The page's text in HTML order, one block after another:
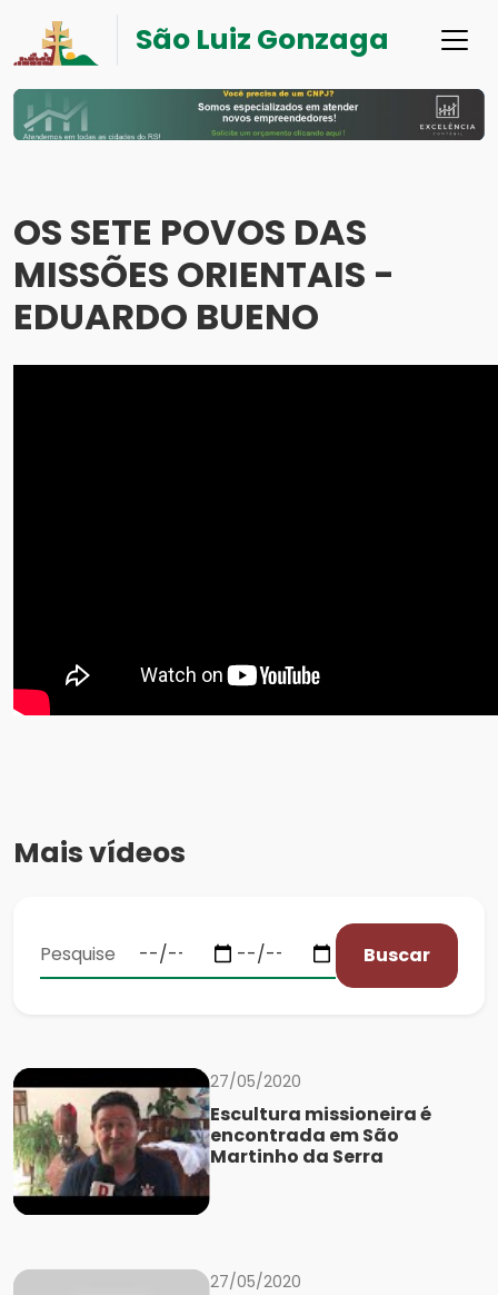
São Luiz Gonzaga
OS SETE POVOS DAS
MISSÕES ORIENTAIS -
EDUARDO BUENO
Mais vídeos
Buscar
27/05/2020
Escultura missioneira é
encontrada em São
Martinho da Serra
27/05/2020